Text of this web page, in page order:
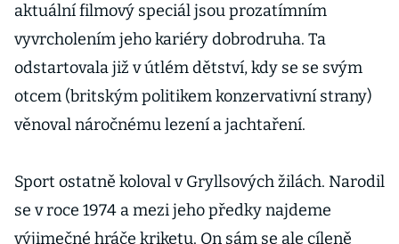
aktuální filmový speciál jsou prozatímním
vyvrcholením jeho kariéry dobrodruha. Ta
odstartovala již v útlém dětství, kdy se se svým
otcem (britským politikem konzervativní strany)
věnoval náročnému lezení a jachtaření.
Sport ostatně koloval v Gryllsových žilách. Narodil
se v roce 1974 a mezi jeho předky najdeme
výjimečné hráče kriketu. On sám se ale cíleně